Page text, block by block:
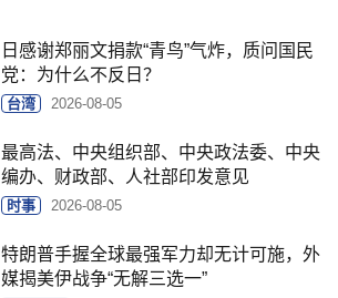
日感谢郑丽文捐款“青鸟”气炸，质问国民
党：为什么不反日？
台湾 2026-08-05
最高法、中央组织部、中央政法委、中央
编办、财政部、人社部印发意见
时事 2026-08-05
特朗普手握全球最强军力却无计可施，外
媒揭美伊战争“无解三选一”